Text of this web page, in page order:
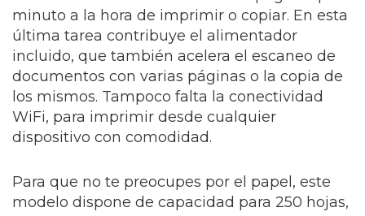
minuto a la hora de imprimir o copiar. En esta
última tarea contribuye el alimentador
incluido, que también acelera el escaneo de
documentos con varias páginas o la copia de
los mismos. Tampoco falta la conectividad
WiFi, para imprimir desde cualquier
dispositivo con comodidad.
Para que no te preocupes por el papel, este
modelo dispone de capacidad para 250 hojas,